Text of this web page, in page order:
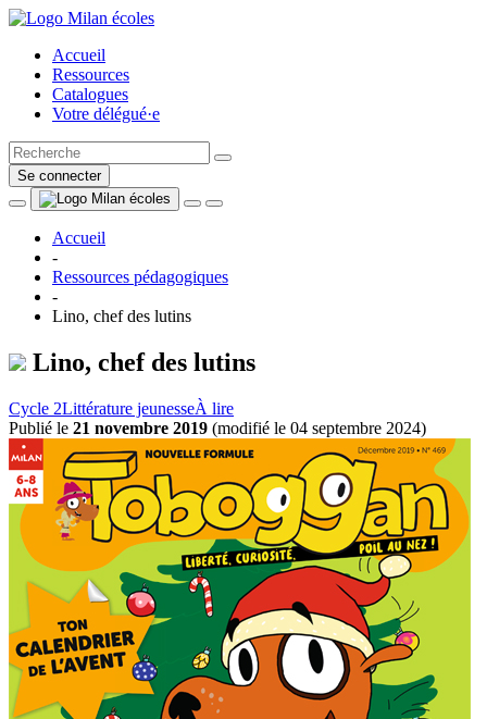
Accueil
Ressources
Catalogues
Votre délégué·e
Se connecter
Accueil
-
Ressources pédagogiques
-
Lino, chef des lutins
Lino, chef des lutins
Cycle 2Littérature jeunesseÀ lire
Publié le 21 novembre 2019 (modifié le 04 septembre 2024)